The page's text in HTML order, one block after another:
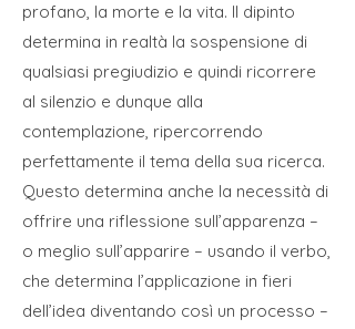
profano, la morte e la vita. Il dipinto
determina in realtà la sospensione di
qualsiasi pregiudizio e quindi ricorrere
al silenzio e dunque alla
contemplazione, ripercorrendo
perfettamente il tema della sua ricerca.
Questo determina anche la necessità di
offrire una riflessione sull’apparenza –
o meglio sull’apparire – usando il verbo,
che determina l’applicazione in fieri
dell’idea diventando così un processo –